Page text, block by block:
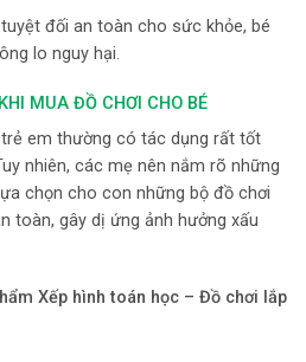
đối an toàn cho sức khỏe, bé
lo nguy hại.
MUA ĐỒ CHƠI CHO BÉ
em thường có tác dụng rất tốt
nhiên, các mẹ nên nắm rõ những
chọn cho con những bộ đồ chơi
toàn, gây dị ứng ảnh hưởng xấu
Xếp hình toán học – Đồ chơi lắp